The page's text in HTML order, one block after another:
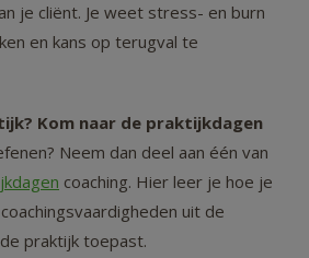
je cliënt. Je weet stress- en burn
en kans op terugval te
Kom naar de praktijkdagen
Neem dan deel aan één van
coaching. Hier leer je hoe je
uit de
praktijk toepast.